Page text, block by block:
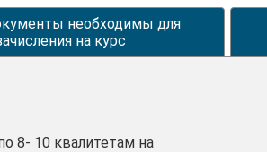
необходимы для
на курс
8- 10 квалитетам на